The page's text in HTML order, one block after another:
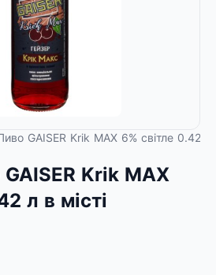
GAISER Krik MAX 6% світле 0.42 л
Krik MAX
л в місті